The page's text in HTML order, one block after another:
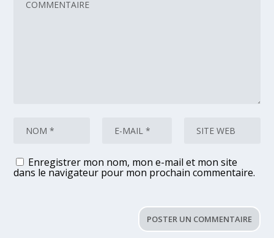
Enregistrer mon nom, mon e-mail et mon site
dans le navigateur pour mon prochain commentaire.